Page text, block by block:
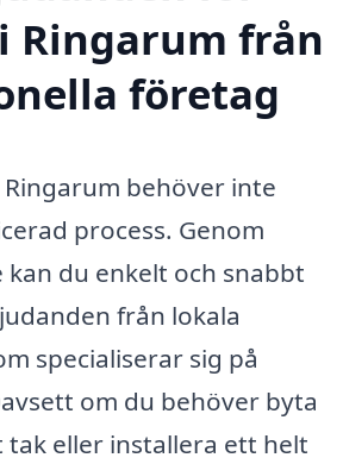
Ringarum från
företag
behöver inte
process. Genom
du enkelt och snabbt
från lokala
specialiserar sig på
om du behöver byta
eller installera ett helt